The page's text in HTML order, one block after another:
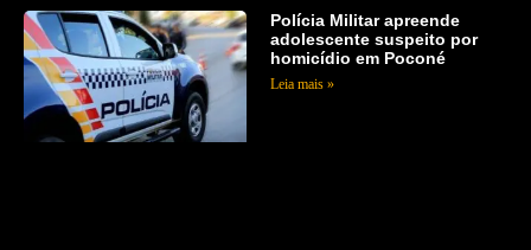
Polícia Militar apreende
adolescente suspeito por
homicídio em Poconé
Leia mais »